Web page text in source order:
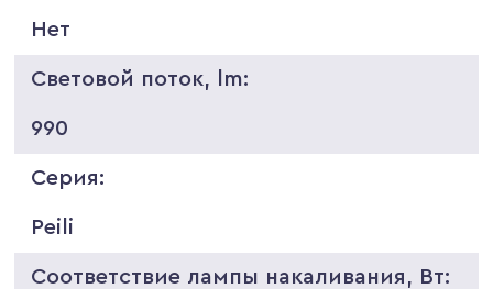
Нет
Световой поток, lm:
990
Серия:
Peili
Соответствие лампы накаливания, Вт: